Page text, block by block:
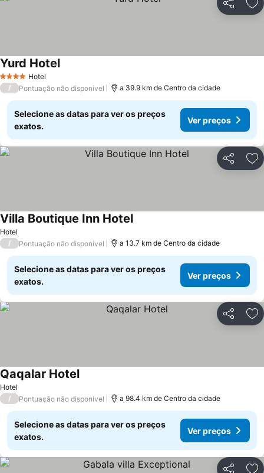
Partilhar
4 EstrelasHotel
Yurd Hotel
/ Pontuação não disponível a 39.9 km de Centro da cidade
Selecione as datas para ver os preços
exatos.
Ver preços
Partilhar
Hotel
Villa Boutique Inn Hotel
/ Pontuação não disponível a 13.7 km de Centro da cidade
Selecione as datas para ver os preços
exatos.
Ver preços
Partilhar
Hotel
Qaqalar Hotel
/ Pontuação não disponível a 98.4 km de Centro da cidade
Selecione as datas para ver os preços
exatos.
Ver preços